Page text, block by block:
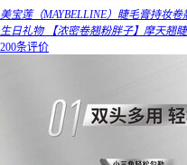
美宝莲（MAYBELLINE）睫毛膏持妆
生日礼物 【浓密卷翘粉胖子】摩天翘
200条评价